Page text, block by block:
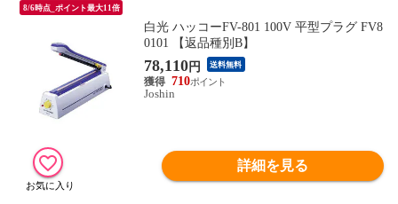
8/6時点_ポイント最大11倍
白光 ハッコーFV-801 100V 平型プラグ FV8
0101 【返品種別B】
78,110円 送料無料
710
Joshin
詳細を見る